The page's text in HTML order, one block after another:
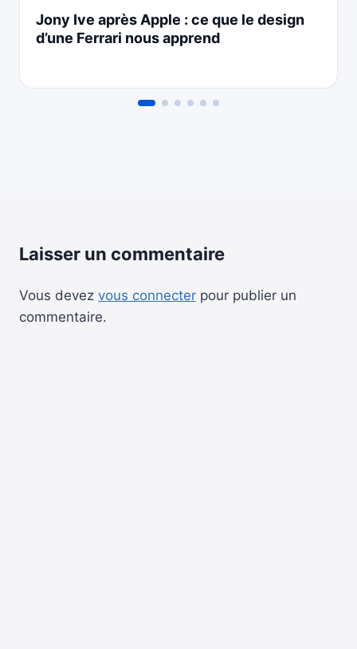
Jony Ive après Apple : ce que le design
d’une Ferrari nous apprend
Laisser un commentaire
Vous devez vous connecter pour publier un
commentaire.